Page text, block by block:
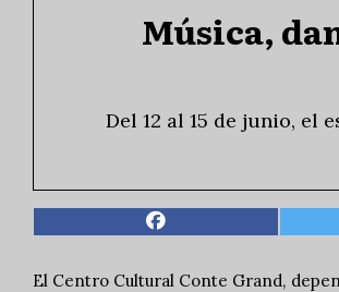
Música,
Del 12 al 15 de junio,
El Centro Cultural Conte Grand,